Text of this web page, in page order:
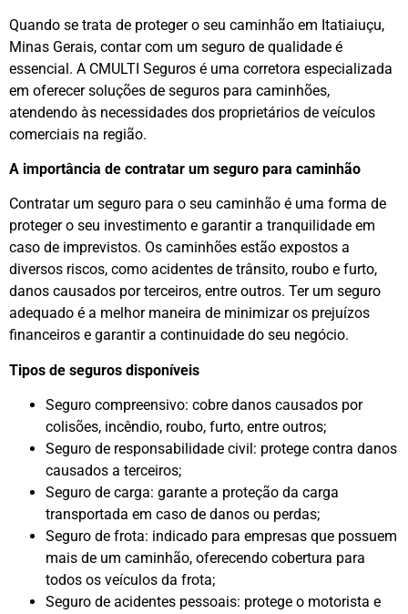
Quando se trata de proteger o seu caminhão em Itatiaiuçu,
Minas Gerais, contar com um seguro de qualidade é
essencial. A CMULTI Seguros é uma corretora especializada
em oferecer soluções de seguros para caminhões,
atendendo às necessidades dos proprietários de veículos
comerciais na região.
A importância de contratar um seguro para caminhão
Contratar um seguro para o seu caminhão é uma forma de
proteger o seu investimento e garantir a tranquilidade em
caso de imprevistos. Os caminhões estão expostos a
diversos riscos, como acidentes de trânsito, roubo e furto,
danos causados por terceiros, entre outros. Ter um seguro
adequado é a melhor maneira de minimizar os prejuízos
financeiros e garantir a continuidade do seu negócio.
Tipos de seguros disponíveis
Seguro compreensivo: cobre danos causados por
colisões, incêndio, roubo, furto, entre outros;
Seguro de responsabilidade civil: protege contra danos
causados a terceiros;
Seguro de carga: garante a proteção da carga
transportada em caso de danos ou perdas;
Seguro de frota: indicado para empresas que possuem
mais de um caminhão, oferecendo cobertura para
todos os veículos da frota;
Seguro de acidentes pessoais: protege o motorista e